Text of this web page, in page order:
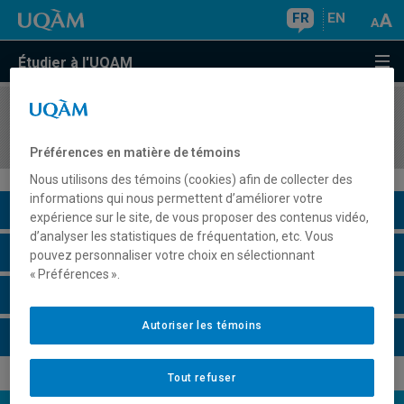
FR EN
Étudier à l'UQAM
COURS//
Description du cours
Horaire - Été 2026
Préférences en matière de témoins
Nous utilisons des témoins (cookies) afin de collecter des
informations qui nous permettent d’améliorer votre
expérience sur le site, de vous proposer des contenus vidéo,
d’analyser les statistiques de fréquentation, etc. Vous
pouvez personnaliser votre choix en sélectionnant
« Préférences ».
Tout refuser
Autoriser les témoins